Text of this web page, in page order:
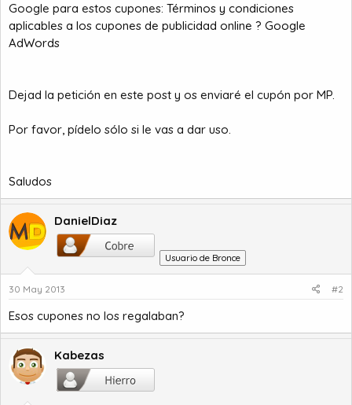
Google para estos cupones: Términos y condiciones
aplicables a los cupones de publicidad online ? Google
AdWords
Dejad la petición en este post y os enviaré el cupón por MP.
Por favor, pídelo sólo si le vas a dar uso.
Saludos
DanielDiaz
Usuario de Bronce
30 May 2013 #2
Esos cupones no los regalaban?
Kabezas